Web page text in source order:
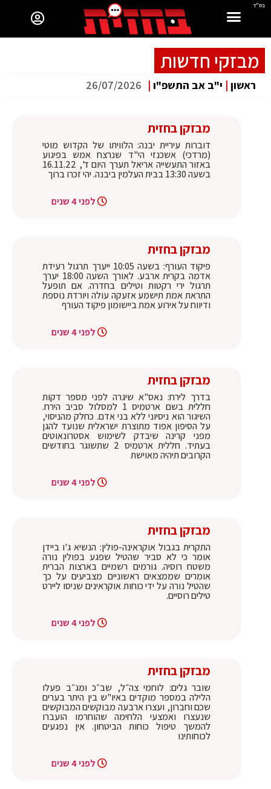
בס"ד
מבזקי חדשות
ראשון | י"ב אב התשפ"ו |
26/07/2026
מבזקן בחזית
דוברות עיריית יבנה: הלוויתו של הקדוש מוטי
(מרדכי) אשכנזי הי"ד שנרצח אמש בפיגוע
באזור התעשייה אריאל תערך היום ד', 16.11.22
בשעה 13:30 בבית העלמין ביבנה. יהי זכרו ברוך
לפני 4 שנים
מבזקן בחזית
פיקוד העורף: בשעה 10:05 ייערך תרגול רעידת
אדמה בקרית ארבע. לאורך השעה 18:00 יערך
תרגול ירי רקטות וטילים בחדרה. אם תופעל
התראת אמת תישמע אזעקה עולה ויורדת נוספת
ודיווח על אירוע אמת ביישומון פיקוד העורף
לפני 4 שנים
מבזקן בחזית
בדרך לירח: נאס"א שיגרה לפני מספר דקות
חללית בשם ארטמיס 1 למסלול סביב הירח.
השיגור הוא ניסיוני ללא בני אדם. כחלק מהניסוי,
על הסיפון אפוד מתוצרת ישראלית שנועד להגן
מפני קרינה שיבדק לשימוש אסטרונאוטים
בעתיד. חללית ארטמיס 2 שתשוגר בחודשים
הקרובים תיהיה מאוישת
לפני 4 שנים
מבזקן בחזית
התקרית בגבול אוקראינה-פולין: הנשיא ג'ו ביידן
אומר כי לא סביר שהטיל שפגע בפולין נורה
משטח רוסיה. גורמים רשמיים בארצות הברית
אומרים שממצאים ראשוניים מצביעים על כך
שהטיל נורה על ידי כוחות אוקראינים שניסו ליירט
טילים רוסיים.
לפני 4 שנים
מבזקן בחזית
שובר גלים: לוחמי צה״ל, שב״כ ומג״ב פעלו
הלילה במספר מוקדים באיו"ש בין היתר בערים
שכם וחברון, ועצרו ארבעה מבוקשים המבוקשים
שנעצרו ואמצעי הלחימה שהוחרמו הועברו
להמשך טיפול כוחות הביטחון. אין נפגעים
לכוחותינו
לפני 4 שנים